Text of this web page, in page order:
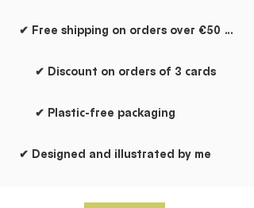
✔ Free shipping on orders over €50 within the Netherlands
✔ Discount on orders of 3 cards
✔ Plastic-free packaging
✔ Designed and illustrated by me